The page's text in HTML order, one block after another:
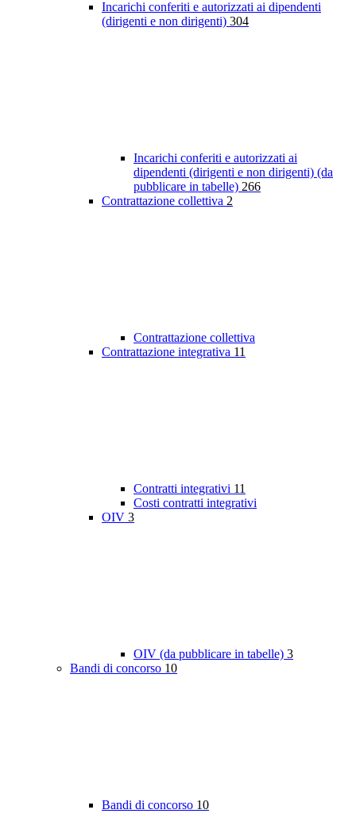
Incarichi conferiti e autorizzati ai dipendenti
(dirigenti e non dirigenti) 304
Incarichi conferiti e autorizzati ai
dipendenti (dirigenti e non dirigenti) (da
pubblicare in tabelle) 266
Contrattazione collettiva 2
Contrattazione collettiva
Contrattazione integrativa 11
Contratti integrativi 11
Costi contratti integrativi
OIV 3
OIV (da pubblicare in tabelle) 3
Bandi di concorso 10
Bandi di concorso 10